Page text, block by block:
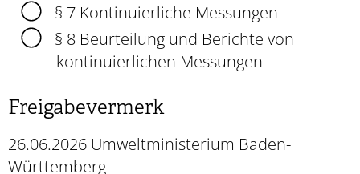
§ 7 Kontinuierliche Messungen
§ 8 Beurteilung und Berichte von
kontinuierlichen Messungen
Freigabevermerk
26.06.2026 Umweltministerium Baden-
Württemberg